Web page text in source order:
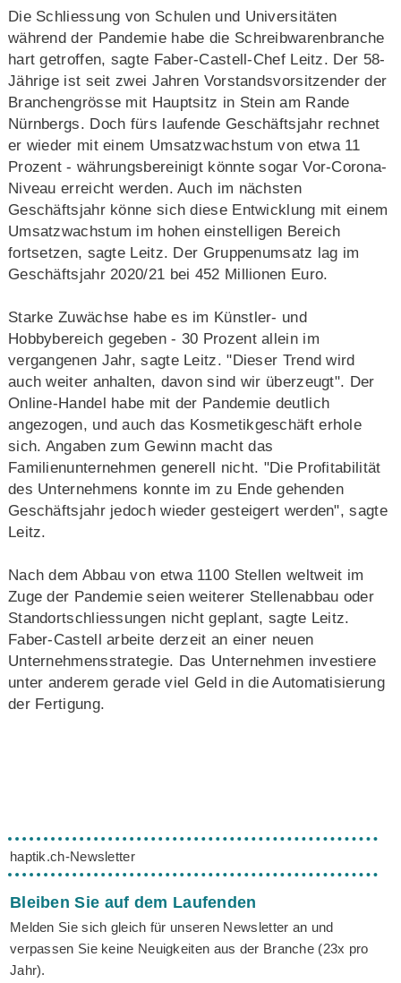
Die Schliessung von Schulen und Universitäten
während der Pandemie habe die Schreibwarenbranche
hart getroffen, sagte Faber-Castell-Chef Leitz. Der 58-
Jährige ist seit zwei Jahren Vorstandsvorsitzender der
Branchengrösse mit Hauptsitz in Stein am Rande
Nürnbergs. Doch fürs laufende Geschäftsjahr rechnet
er wieder mit einem Umsatzwachstum von etwa 11
Prozent - währungsbereinigt könnte sogar Vor-Corona-
Niveau erreicht werden. Auch im nächsten
Geschäftsjahr könne sich diese Entwicklung mit einem
Umsatzwachstum im hohen einstelligen Bereich
fortsetzen, sagte Leitz. Der Gruppenumsatz lag im
Geschäftsjahr 2020/21 bei 452 Millionen Euro.
Starke Zuwächse habe es im Künstler- und
Hobbybereich gegeben - 30 Prozent allein im
vergangenen Jahr, sagte Leitz. "Dieser Trend wird
auch weiter anhalten, davon sind wir überzeugt". Der
Online-Handel habe mit der Pandemie deutlich
angezogen, und auch das Kosmetikgeschäft erhole
sich. Angaben zum Gewinn macht das
Familienunternehmen generell nicht. "Die Profitabilität
des Unternehmens konnte im zu Ende gehenden
Geschäftsjahr jedoch wieder gesteigert werden", sagte
Leitz.
Nach dem Abbau von etwa 1100 Stellen weltweit im
Zuge der Pandemie seien weiterer Stellenabbau oder
Standortschliessungen nicht geplant, sagte Leitz.
Faber-Castell arbeite derzeit an einer neuen
Unternehmensstrategie. Das Unternehmen investiere
unter anderem gerade viel Geld in die Automatisierung
der Fertigung.
haptik.ch-Newsletter
Bleiben Sie auf dem Laufenden
Melden Sie sich gleich für unseren Newsletter an und
verpassen Sie keine Neuigkeiten aus der Branche (23x pro
Jahr).